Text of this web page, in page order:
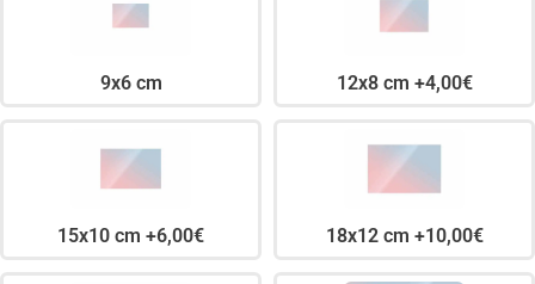
9x6 cm 12x8 cm +4,00€
15x10 cm +6,00€ 18x12 cm +10,00€